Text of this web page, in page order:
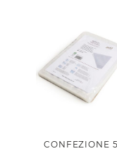
CONFEZIONE